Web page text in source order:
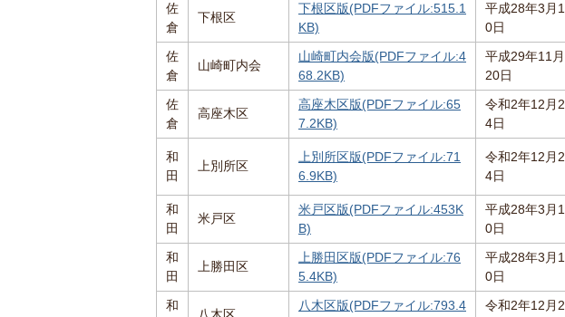
佐
倉
下根区
下根区版(PDFファイル:515.1
KB)
平成28年3月1
0日
佐
倉
山崎町内会
山崎町内会版(PDFファイル:4
68.2KB)
平成29年11月
20日
佐
倉
高座木区
高座木区版(PDFファイル:65
7.2KB)
令和2年12月2
4日
和
田
上別所区
上別所区版(PDFファイル:71
6.9KB)
令和2年12月2
4日
和
田
米戸区
米戸区版(PDFファイル:453K
B)
平成28年3月1
0日
和
田
上勝田区
上勝田区版(PDFファイル:76
5.4KB)
平成28年3月1
0日
和 八木区版(PDFファイル:793.4 令和2年12月2